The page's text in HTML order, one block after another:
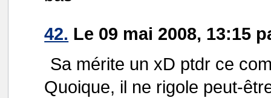
42. Le 09 mai 2008, 13:15
Sa mérite un xD ptdr ce
Quoique, il ne rigole peut-